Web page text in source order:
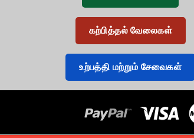
கற்பித்தல் வேலைகள்
உற்பத்தி மற்றும் சேவைகள்